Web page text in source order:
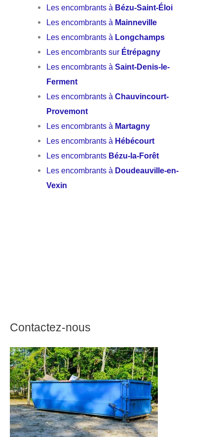
Les encombrants à Bézu-Saint-Éloi
Les encombrants à Mainneville
Les encombrants à Longchamps
Les encombrants sur Étrépagny
Les encombrants àSaint-Denis-le-
Ferment
Les encombrants àChauvincourt-
Provemont
Les encombrants à Martagny
Les encombrants à Hébécourt
Les encombrants Bézu-la-Forêt
Les encombrants à Doudeauville-en-
Vexin
Contactez-nous